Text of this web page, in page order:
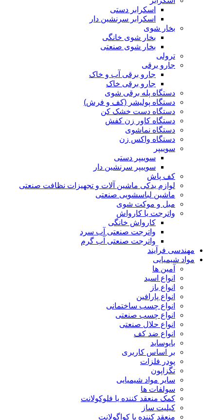
اسکرابر دستی
اسکرابر سرنشین دار
بخار شوی
بخار شوی خانگی
بخار شوی صنعتی
ترولی
جارو برقی
جارو برقی آب و خاک
جارو برقی خاک
دستگاه پله برقی شوی
دستگاه پولیشر (کف و فرش)
دستگاه دست خشک کن
دستگاه کاور زن کفش
دستگاه نماشوی
دستگاه واکس زن
سوییپر
سوییپر دستی
سوییپر سرنشین دار
کف پاش
لوازم یدکی ماشین آلات و تجهیزات نظافت صنعتی
ماشین لباسشویی صنعتی
مبل و موکت شوی
واترجت یا کارواش
کارواش خانگی
واترجت صنعتی آب سرد
واترجت صنعتی آب گرم
مهندسی فرآیند
مواد شیمیایی
آمین ها
انواع اسید
انواع باز
انواع پارافین
انواع چسب ساختمانی
انواع چسب صنعتی
انواع حلال صنعتی
انواع ضد کف
بایوساید
بر اساس کاربری
پودر فلزات
تگزاپون
سایر مواد شیمیایی
سولفات ها
کمک منعقد کننده یا فلوکولانت
کیلیت ساز
منعقد کننده یا کواگولانت